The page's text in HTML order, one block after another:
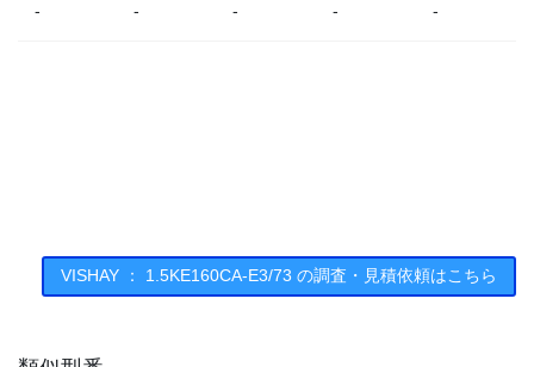
- - - - -
VISHAY ： 1.5KE160CA-E3/73 の調査・見積依頼はこちら